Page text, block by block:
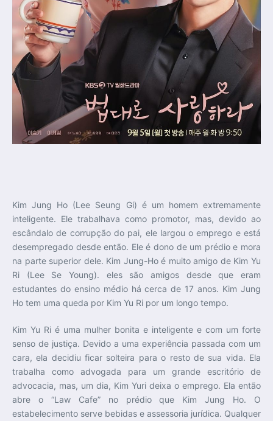
Kim Jung Ho (Lee Seung Gi) é um homem extremamente
inteligente. Ele trabalhava como promotor, mas, devido ao
escândalo de corrupção do pai, ele largou o emprego e está
desempregado desde então. Ele é dono de um prédio e mora
na parte superior dele. Kim Jung-Ho é muito amigo de Kim Yu
Ri (Lee Se Young). eles são amigos desde que eram
estudantes do ensino médio há cerca de 17 anos. Kim Jung
Ho tem uma queda por Kim Yu Ri por um longo tempo.
Kim Yu Ri é uma mulher bonita e inteligente e com um forte
senso de justiça. Devido a uma experiência passada com um
cara, ela decidiu ficar solteira para o resto de sua vida. Ela
trabalha como advogada para um grande escritório de
advocacia, mas, um dia, Kim Yuri deixa o emprego. Ela então
abre o “Law Cafe” no prédio que Kim Jung Ho. O
estabelecimento serve bebidas e assessoria jurídica. Qualquer